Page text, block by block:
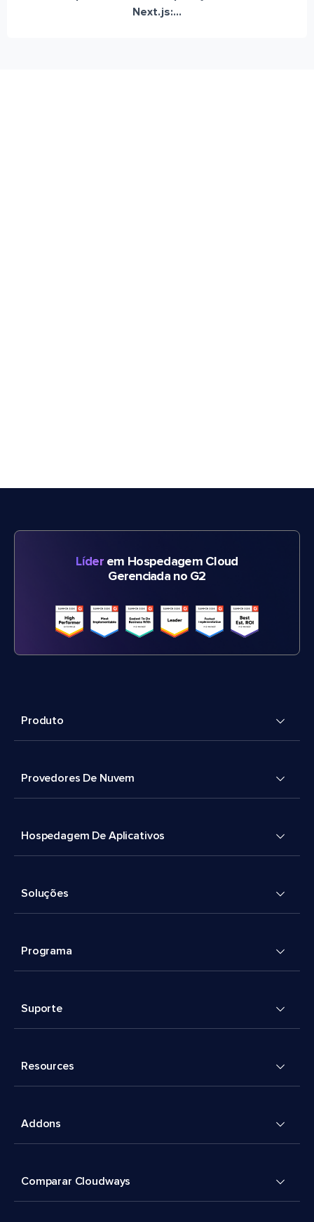
Next.js:...
Líderem Hospedagem Cloud
Gerenciada no G2
Produto
Provedores De Nuvem
Hospedagem De Aplicativos
Soluções
Programa
Suporte
Resources
Addons
Comparar Cloudways